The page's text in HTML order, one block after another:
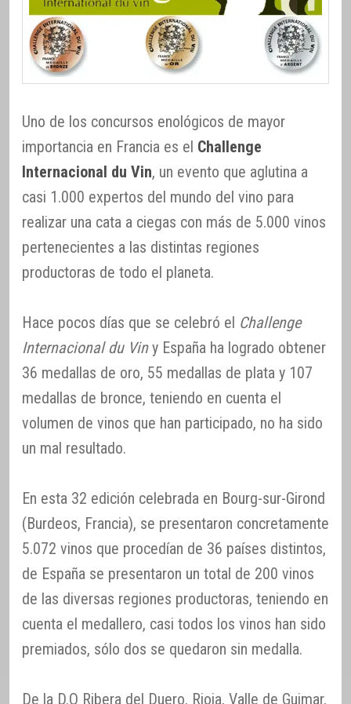
Uno de los concursos enológicos de mayor
importancia en Francia es el Challenge
Internacional du Vin, un evento que aglutina a
casi 1.000 expertos del mundo del vino para
realizar una cata a ciegas con más de 5.000 vinos
pertenecientes a las distintas regiones
productoras de todo el planeta.
Hace pocos días que se celebró el Challenge
Internacional du Viny España ha logrado obtener
36 medallas de oro, 55 medallas de plata y 107
medallas de bronce, teniendo en cuenta el
volumen de vinos que han participado, no ha sido
un mal resultado.
En esta 32 edición celebrada en Bourg-sur-Girond
(Burdeos, Francia), se presentaron concretamente
5.072 vinos que procedían de 36 países distintos,
de España se presentaron un total de 200 vinos
de las diversas regiones productoras, teniendo en
cuenta el medallero, casi todos los vinos han sido
premiados, sólo dos se quedaron sin medalla.
De la D.O Ribera del Duero, Rioja, Valle de Guimar,